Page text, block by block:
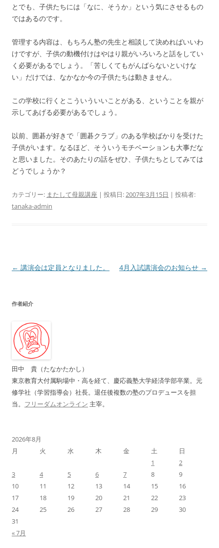
とでも、子供たちには「なに、そうか」という気にさせるもの
ではあるのです。
管理する内容は、もちろん塾の先生と相談して決めればいいわ
けですが、子供の動機付けはやはり親がいろいろと話をしてい
く必要があるでしょう。「苦しくてもがんばらないといけな
い」だけでは、なかなか今の子供たちは動きません。
この学校に行くとこういういいことがある、ということを親が
示してあげる必要があるでしょう。
以前、囲碁が好きで「囲碁クラブ」のある学校ばかりを受けた
子供がいます。なるほど、そういうモチベーションも大事だな
と思いました。そのあたりの話をぜひ、子供たちとしてみては
どうでしょうか？
カテゴリー: またして母親講座 | 投稿日:2007年3月15日 | 投稿者:
tanaka-admin
投
ビ
ー
シ
ョ
ン
← 講演会は定員となりました。 4月入試講演会のお知らせ →
作者紹介
田中 貴（たなかたかし）
東京教育大付属駒場中・高を経て、慶応義塾大学経済学部卒業。元
修学社（学習指導会）社長。退任後複数の塾のプロデュースを担
当。 フリーダムオンライン 主宰。
2026年8月
月
火 水 木 金 土
日
1
2
3
4 5 6 7 8
9
10
11 12 13 14 15
16
17
18 19 20 21 22
23
24
25 26 27 28 29
30
31
« 7月